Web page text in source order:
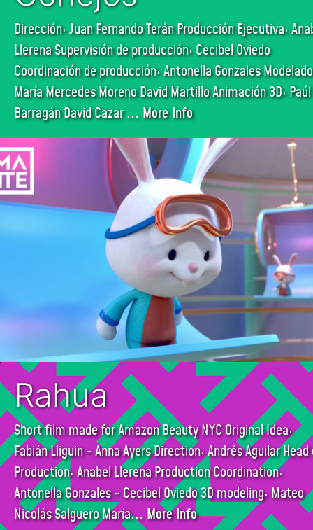
Dirección: Juan Fernando Terán Producción Ejecutiva:
Llerena Supervisión de producción: Cecibel Oviedo
Coordinación de producción: Antonella Gonzales
María Mercedes Moreno David Martillo Animación 3D: Paúl
Barragán David Cazar... More Info
Rahua
Short film made for Amazon Beauty NYC Original Idea:
Fabián Lliguin - Anna Ayers Direction: Andrés Aguilar
Production: Anabel Llerena Production Coordination:
Antonella Gonzales - Cecibel Oviedo 3D modeling: Mateo
Nicolás Salguero María... More Info